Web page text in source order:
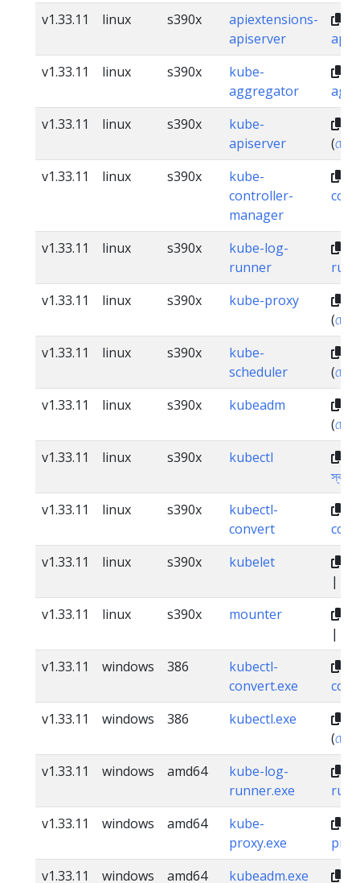
v1.33.11
linux s390x
apiextensions-
apiserver
v1.33.11
linux s390x
kube-
aggregator
v1.33.11
linux s390x
kube-
apiserver
(
v1.33.11
linux s390x
kube-
controller-
manager
v1.33.11 linux s390x
kube-log-
runner
v1.33.11
linux s390x kube-proxy
(
v1.33.11
linux s390x
kube-
scheduler
(
v1.33.11
linux s390x kubeadm
(
v1.33.11
linux s390x kubectl
স্বাক্ষর
v1.33.11
linux s390x
kubectl-
convert
v1.33.11
linux s390x kubelet
|
v1.33.11
linux s390x mounter
|
v1.33.11
windows 386
kubectl-
convert.exe
v1.33.11
windows 386 kubectl.exe
(
v1.33.11
windows amd64
kube-log-
runner.exe
v1.33.11
windows amd64
kube-
proxy.exe
v1.33.11
windows amd64
kubeadm.exe